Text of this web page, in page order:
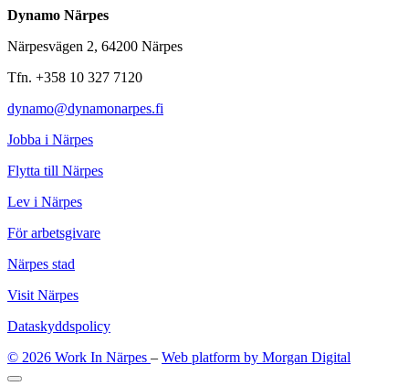
Dynamo Närpes
Närpesvägen 2, 64200 Närpes
Tfn. +358 10 327 7120
dynamo@dynamonarpes.fi
Jobba i Närpes
Flytta till Närpes
Lev i Närpes
För arbetsgivare
Närpes stad
Visit Närpes
Dataskyddspolicy
© 2026 Work In Närpes – Web platform by Morgan Digital